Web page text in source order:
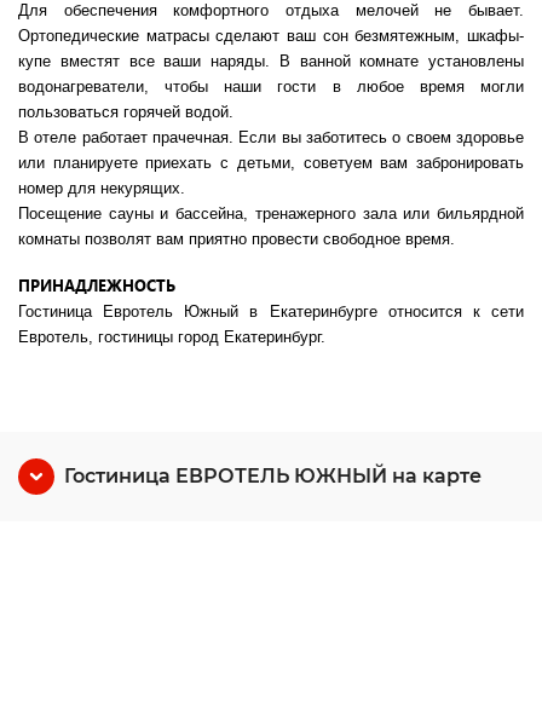
Для обеспечения комфортного отдыха мелочей не бывает.
Ортопедические матрасы сделают ваш сон безмятежным, шкафы-
купе вместят все ваши наряды. В ванной комнате установлены
водонагреватели, чтобы наши гости в любое время могли
пользоваться горячей водой.
В отеле работает прачечная. Если вы заботитесь о своем здоровье
или планируете приехать с детьми, советуем вам забронировать
номер для некурящих.
Посещение сауны и бассейна, тренажерного зала или бильярдной
комнаты позволят вам приятно провести свободное время.
ПРИНАДЛЕЖНОСТЬ
Гостиница Евротель Южный в Екатеринбурге относится к сети
Евротель, гостиницы город Екатеринбург.
Гостиница ЕВРОТЕЛЬ ЮЖНЫЙ на карте